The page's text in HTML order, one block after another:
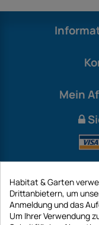
Mein
Habitat & Garten
Drittanbietern, um
Anmeldung und das
Um Ihrer Verwendung